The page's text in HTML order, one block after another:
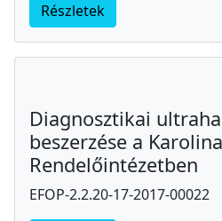
Részletek
Diagnosztikai
beszerzése a
Rendelőintézetben
EFOP-2.2.20-17-2017-00022